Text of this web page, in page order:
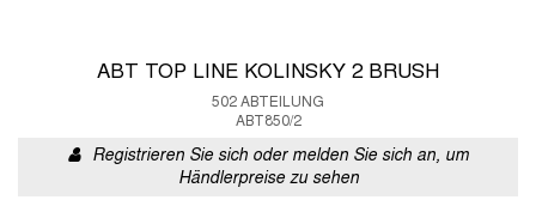
ABT TOP LINE KOLINSKY 2 BRUSH
502 ABTEILUNG
ABT850/2
Registrieren Sie sich oder melden Sie sich an, um
Händlerpreise zu sehen